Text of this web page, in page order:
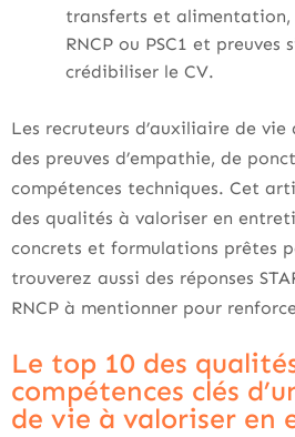
transferts et
RNCP ou PSC1 et preuves
crédibiliser le CV.
Les recruteurs d’auxiliaire de
des preuves d’empathie, de
compétences techniques. Cet
des qualités à valoriser en
concrets et formulations prêtes
trouverez aussi des réponses
RNCP à mentionner pour
Le top 10 des
compétences clés
de vie à valoriser en